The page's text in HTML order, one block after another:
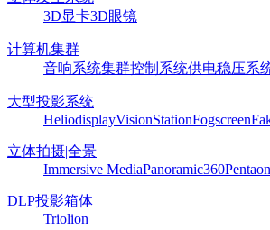
3D显卡3D眼镜
计算机集群
音响系统集群控制系统供电稳压系
大型投影系统
HeliodisplayVisionStationFogscreen
立体拍摄|全景
Immersive MediaPanoramic360
DLP投影箱体
Triolion